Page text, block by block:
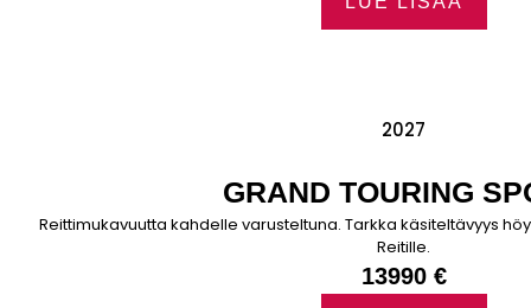
2027
GRAND TOURING
Reittimukavuutta kahdelle varusteltuna. Tarkka käsiteltävyys
Reitille.
13990 €